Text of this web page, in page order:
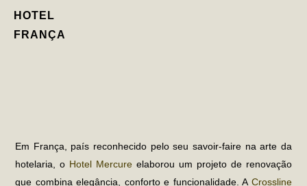
HOTEL
FRANÇA
Em França, país reconhecido pelo seu savoir-faire na arte da
hotelaria, o Hotel Mercure elaborou um projeto de renovação
que combina elegância, conforto e funcionalidade. A Crossline